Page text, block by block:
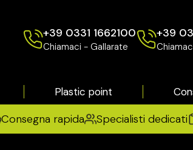
+39 0331 1662100
Chiamaci - Gallarate
+39
Plastic point
Consegna rapida Specialisti dedicati